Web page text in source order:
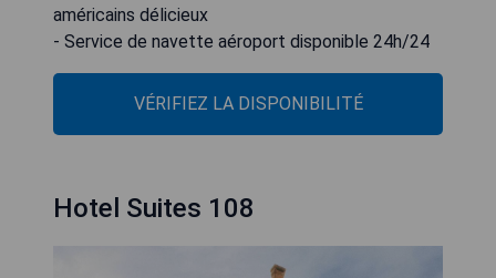
américains délicieux
- Service de navette aéroport disponible 24h/24
VÉRIFIEZ LA DISPONIBILITÉ
Hotel Suites 108